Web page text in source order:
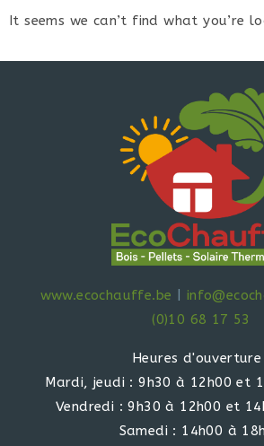
It seems we can’t find what you’re
www.ecochauffe.be
(0)10 68 17 53
Heures d'ouverture
Mardi, jeudi : 9h30 à 12h00 et
Vendredi : 9h30 à 12h00 et
Samedi : 14h00 à